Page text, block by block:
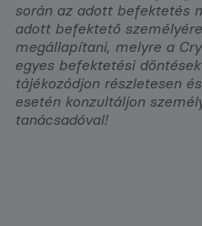
során az adott befektetés
adott befektető
megállapítani, melyre a
egyes befektetési
tájékozódjon részletesen
esetén konzultáljon
tanácsadóval!